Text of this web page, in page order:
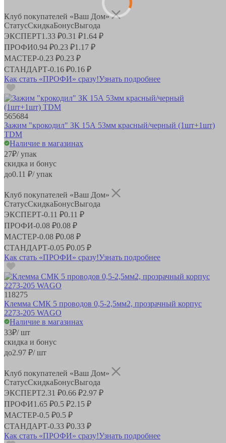
Клуб покупателей «Ваш Дом»
СтатусСкидкаБонусВыгода
ЭКСПЕРТ1.33 ₽0.31 ₽1.64 ₽
ПРОФИ0.94 ₽0.23 ₽1.17 ₽
МАСТЕР-0.23 ₽0.23 ₽
СТАНДАРТ-0.16 ₽0.16 ₽
Как стать «ПРОФИ» сразу!Узнать подробнее
565684
Зажим "крокодил" ЗК 15А 53мм красный/черный (1шт+1шт)
TDM
Наличие в магазинах
27₽/ упак
скидка и бонус
до0.11 ₽/ упак
Клуб покупателей «Ваш Дом»
СтатусСкидкаБонусВыгода
ЭКСПЕРТ-0.11 ₽0.11 ₽
ПРОФИ-0.08 ₽0.08 ₽
МАСТЕР-0.08 ₽0.08 ₽
СТАНДАРТ-0.05 ₽0.05 ₽
Как стать «ПРОФИ» сразу!Узнать подробнее
118275
Клемма СМК 5 проводов 0,5-2,5мм2, прозрачный корпус
2273-205 WAGO
Наличие в магазинах
33₽/ шт
скидка и бонус
до2.97 ₽/ шт
Клуб покупателей «Ваш Дом»
СтатусСкидкаБонусВыгода
ЭКСПЕРТ2.31 ₽0.66 ₽2.97 ₽
ПРОФИ1.65 ₽0.5 ₽2.15 ₽
МАСТЕР-0.5 ₽0.5 ₽
СТАНДАРТ-0.33 ₽0.33 ₽
Как стать «ПРОФИ» сразу!Узнать подробнее